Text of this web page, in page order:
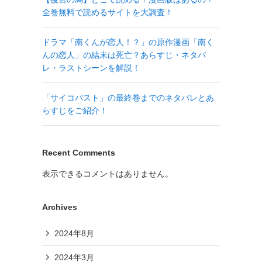
全巻無料で読めるサイトを大調査！
ドラマ「南くんが恋人！？」の原作漫画「南く
んの恋人」の結末は死亡？あらすじ・ネタバ
レ・ラストシーンを解説！
「サイコパスト」の最終巻までのネタバレとあ
らすじをご紹介！
Recent Comments
表示できるコメントはありません。
Archives
2024年8月
2024年3月